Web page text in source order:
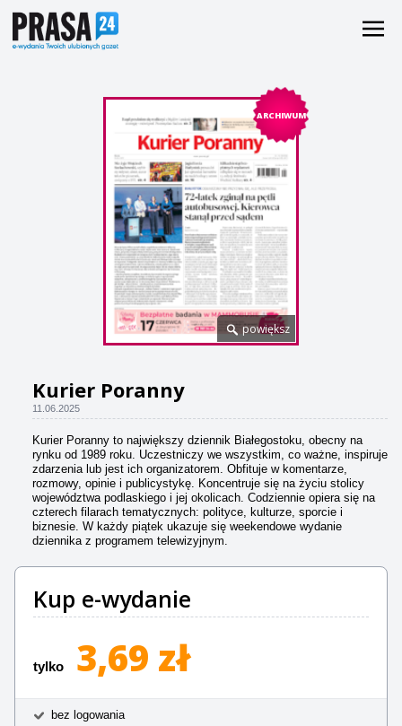
ARCHIWUM
powiększ
Kurier Poranny
11.06.2025
Kurier Poranny to największy dziennik Białegostoku, obecny na
rynku od 1989 roku. Uczestniczy we wszystkim, co ważne, inspiruje
zdarzenia lub jest ich organizatorem. Obfituje w komentarze,
rozmowy, opinie i publicystykę. Koncentruje się na życiu stolicy
województwa podlaskiego i jej okolicach. Codziennie opiera się na
czterech filarach tematycznych: polityce, kulturze, sporcie i
biznesie. W każdy piątek ukazuje się weekendowe wydanie
dziennika z programem telewizyjnym.
Kup e-wydanie
tylko 3,69 zł
bez logowania